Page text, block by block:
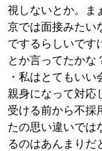
視しないとか。ま
京では面接みたい
でするらしいです
とか言ってたかな
・私はとてもい
親身になって対応
受ける前から不採
たの思い違いでは
るのはあんまりだ